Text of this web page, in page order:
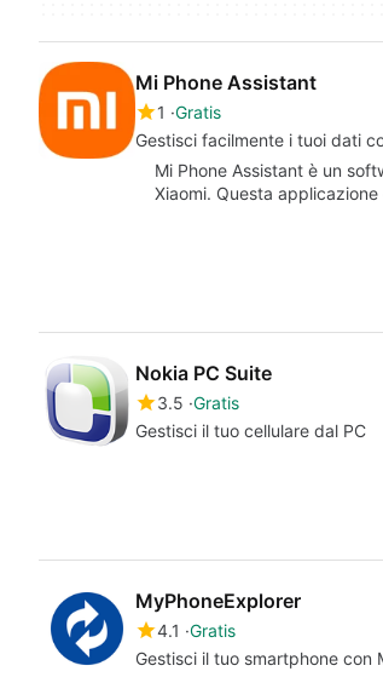
Mi Phone Assistant
1 Gratis
Gestisci facilmente i tuoi dati
Mi Phone Assistant è un
Xiaomi. Questa
Nokia PC Suite
3.5 Gratis
Gestisci il tuo cellulare dal PC
MyPhoneExplorer
4.1 Gratis
Gestisci il tuo smartphone con